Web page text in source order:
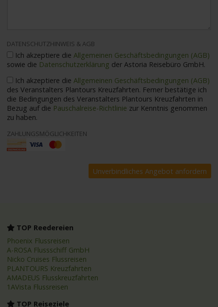
DATENSCHUTZHINWEIS & AGB
Ich akzeptiere die Allgemeinen Geschäftsbedingungen (AGB)
sowie die Datenschutzerklärung der Astoria Reisebüro GmbH.
Ich akzeptiere dieAllgemeinen Geschäftsbedingungen (AGB)
des Veranstalters Plantours Kreuzfahrten. Ferner bestätige ich
die Bedingungen des Veranstalters Plantours Kreuzfahrten in
Bezug auf die Pauschalreise-Richtlinie zur Kenntnis genommen
zu haben.
ZAHLUNGSMÖGLICHKEITEN
TOP Reedereien
Phoenix Flussreisen
A-ROSA Flussschiff GmbH
Nicko Cruises Flussreisen
PLANTOURS Kreuzfahrten
AMADEUS Flusskreuzfahrten
1AVista Flussreisen
TOP Reiseziele